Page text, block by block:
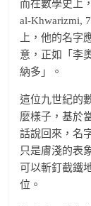
而在數學史上
al-Khwarizmi,
上，他的名字
意，正如「李
納多」。
這位九世紀的
麼樣子，基於
話說回來，名
只是膚淺的表
可以斬釘截鐵
位。